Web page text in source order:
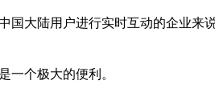
大陆用户进行实时互动的企业来说
一个极大的便利。